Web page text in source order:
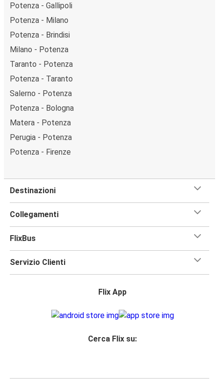
Potenza - Gallipoli
Potenza - Milano
Potenza - Brindisi
Milano - Potenza
Taranto - Potenza
Potenza - Taranto
Salerno - Potenza
Potenza - Bologna
Matera - Potenza
Perugia - Potenza
Potenza - Firenze
Destinazioni
Collegamenti
FlixBus
Servizio Clienti
Flix App
Cerca Flix su: